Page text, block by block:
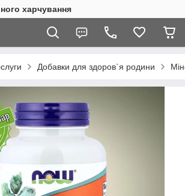
харчування
Добавки для здоров`я родини